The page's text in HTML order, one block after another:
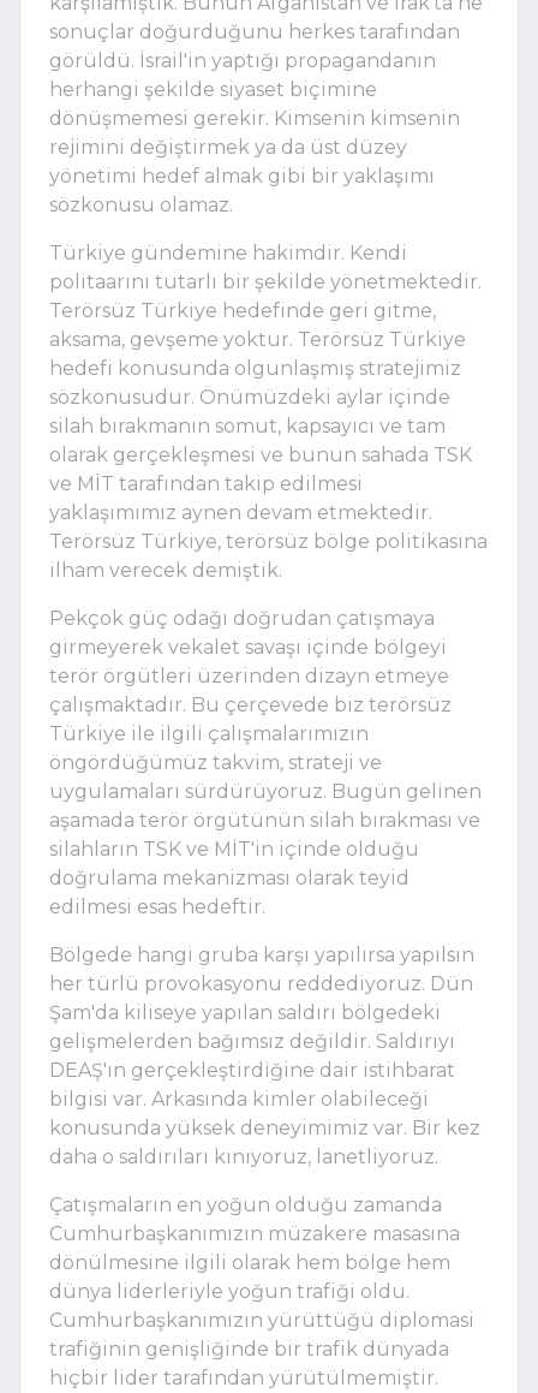
sonuçlar doğurduğunu herkes tarafından
görüldü. İsrail'in yaptığı propagandanın
herhangi şekilde siyaset biçimine
dönüşmemesi gerekir. Kimsenin kimsenin
rejimini değiştirmek ya da üst düzey
yönetimi hedef almak gibi bir yaklaşımı
sözkonusu olamaz.
Türkiye gündemine hakimdir. Kendi
politaarını tutarlı bir şekilde yönetmektedir.
Terörsüz Türkiye hedefinde geri gitme,
aksama, gevşeme yoktur. Terörsüz Türkiye
hedefi konusunda olgunlaşmış stratejimiz
sözkonusudur. Önümüzdeki aylar içinde
silah bırakmanın somut, kapsayıcı ve tam
olarak gerçekleşmesi ve bunun sahada TSK
ve MİT tarafından takip edilmesi
yaklaşımımız aynen devam etmektedir.
Terörsüz Türkiye, terörsüz bölge politikasına
ilham verecek demiştik.
Pekçok güç odağı doğrudan çatışmaya
girmeyerek vekalet savaşı içinde bölgeyi
terör örgütleri üzerinden dizayn etmeye
çalışmaktadır. Bu çerçevede biz terörsüz
Türkiye ile ilgili çalışmalarımızın
öngördüğümüz takvim, strateji ve
uygulamaları sürdürüyoruz. Bugün gelinen
aşamada terör örgütünün silah bırakması ve
silahların TSK ve MİT'in içinde olduğu
doğrulama mekanizması olarak teyid
edilmesi esas hedeftir.
Bölgede hangi gruba karşı yapılırsa yapılsın
her türlü provokasyonu reddediyoruz. Dün
Şam'da kiliseye yapılan saldırı bölgedeki
gelişmelerden bağımsız değildir. Saldırıyı
DEAŞ'ın gerçekleştirdiğine dair istihbarat
bilgisi var. Arkasında kimler olabileceği
konusunda yüksek deneyimimiz var. Bir kez
daha o saldırıları kınıyoruz, lanetliyoruz.
Çatışmaların en yoğun olduğu zamanda
Cumhurbaşkanımızın müzakere masasına
dönülmesine ilgili olarak hem bölge hem
dünya liderleriyle yoğun trafiği oldu.
Cumhurbaşkanımızın yürüttüğü diplomasi
trafiğinin genişliğinde bir trafik dünyada
hiçbir lider tarafından yürütülmemiştir.